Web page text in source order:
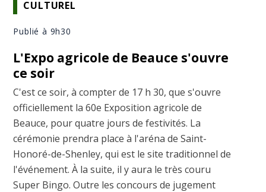
CULTUREL
Publié à 9h30
L'Expo agricole de Beauce s'ouvre
ce soir
C'est ce soir, à compter de 17 h 30, que s'ouvre
officiellement la 60e Exposition agricole de
Beauce, pour quatre jours de festivités. La
cérémonie prendra place à l'aréna de Saint-
Honoré-de-Shenley, qui est le site traditionnel de
l'événement. À la suite, il y aura le très couru
Super Bingo. Outre les concours de jugement